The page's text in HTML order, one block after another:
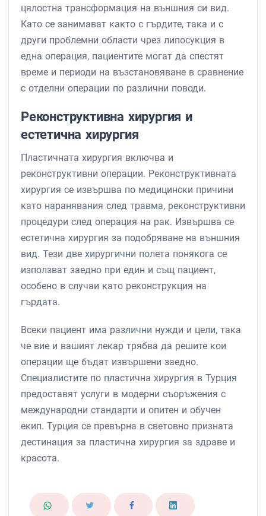
цялостна трансформация на външния си вид.
Като се занимават както с гърдите, така и с
други проблемни области чрез липосукция в
една операция, пациентите могат да спестят
време и периоди на възстановяване в сравнение
с отделни операции по различни поводи.
Реконструктивна хирургия и
естетична хирургия
Пластичната хирургия включва и
реконструктивни операции. Реконструктивната
хирургия се извършва по медицински причини
като наранявания след травма, реконструктивни
процедури след операция на рак. Извършва се
естетична хирургия за подобряване на външния
вид. Тези две хирургични полета понякога се
използват заедно при един и същ пациент,
особено в случаи като реконструкция на
гърдата.
Всеки пациент има различни нужди и цели, така
че вие ​​и вашият лекар трябва да решите кои
операции ще бъдат извършени заедно.
Специалистите по пластична хирургия в Турция
предоставят услуги в модерни съоръжения с
международни стандарти и опитен и обучен
екип. Турция се превърна в световно призната
дестинация за пластична хирургия за здраве и
красота.